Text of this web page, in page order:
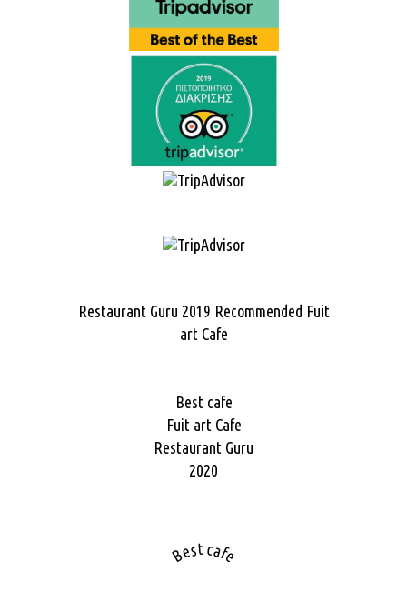
Restaurant Guru 2019 Recommended Fuit
art Cafe
Best cafe
Fuit art Cafe
Restaurant Guru
2020
Best cafe